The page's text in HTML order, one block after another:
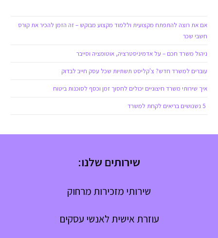
אם את רוצה להתפתח מקצועית וללמוד מקצוע מבוקש – זה הזמן להכיר את קורס
חשבי שכר
ניהול משרד חכם – על אדמיניסטרציה, אוטומציה וסייבר
עוברים למשרד חדש? צ'קליסט תשתיות שכל עסק חייב לבדוק
איך שירותי משרד חיצוניים יכולים לחסוך זמן וכסף לסוכנות ביטוח
שירותים שלנו:
שירותי מזכירות מרחוק
עוזרת אישית לאנשי עסקים